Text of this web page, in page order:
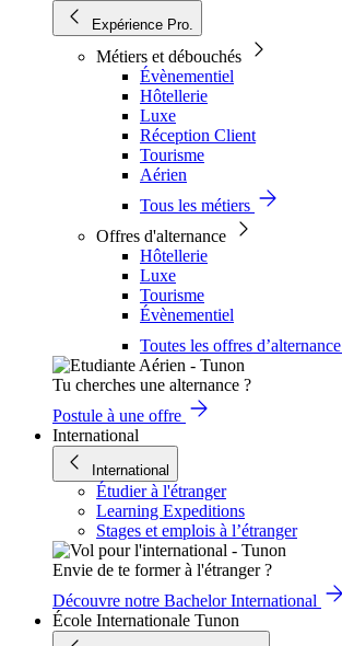
Expérience Pro.
Métiers et débouchés
Évènementiel
Hôtellerie
Luxe
Réception Client
Tourisme
Aérien
Tous les métiers
Offres d'alternance
Hôtellerie
Luxe
Tourisme
Évènementiel
Toutes les offres d’alternance
Tu cherches une alternance ?
Postule à une offre
International
International
Étudier à l'étranger
Learning Expeditions
Stages et emplois à l’étranger
Envie de te former à l'étranger ?
Découvre notre Bachelor International
École Internationale Tunon